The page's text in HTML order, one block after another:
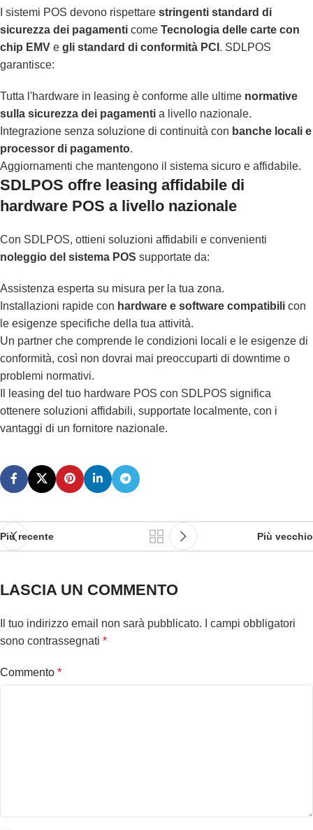
I sistemi POS devono rispettare stringenti standard di
sicurezza dei pagamenti come Tecnologia delle carte con
chip EMV e gli standard di conformità PCI . SDLPOS
garantisce:
Tutta l'hardware in leasing è conforme alle ultime normative
sulla sicurezza dei pagamenti a livello nazionale.
Integrazione senza soluzione di continuità con banche locali e
processor di pagamento.
Aggiornamenti che mantengono il sistema sicuro e affidabile.
SDLPOS offre leasing affidabile di
hardware POS a livello nazionale
Con SDLPOS, ottieni soluzioni affidabili e convenienti
noleggio del sistema POS supportate da:
Assistenza esperta su misura per la tua zona.
Installazioni rapide con hardware e software compatibili con
le esigenze specifiche della tua attività.
Un partner che comprende le condizioni locali e le esigenze di
conformità, così non dovrai mai preoccuparti di downtime o
problemi normativi.
Il leasing del tuo hardware POS con SDLPOS significa
ottenere soluzioni affidabili, supportate localmente, con i
vantaggi di un fornitore nazionale.
Più recente Più vecchio
LASCIA UN COMMENTO
Il tuo indirizzo email non sarà pubblicato.
I campi obbligatori
sono contrassegnati *
Commento *